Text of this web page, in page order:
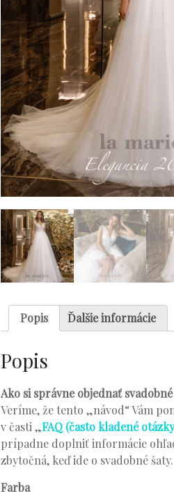
Popis Ďalšie informácie
Popis
Ako si správne objednať
Veríme, že tento „návod“ Vám
v časti „FAQ (často kladené
prípadne doplniť informácie
zbytočná, keď ide o svadobné šaty.
Farba